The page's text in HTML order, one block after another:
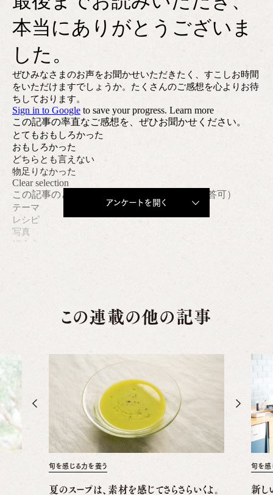
アンケートを開く
この連載の他の記事
旬を感じる力を養う
夏のスープは、素材を感じてさらさらいくよ。
旬を感
新し